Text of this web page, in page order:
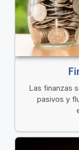
Las finanzas
pasivos y